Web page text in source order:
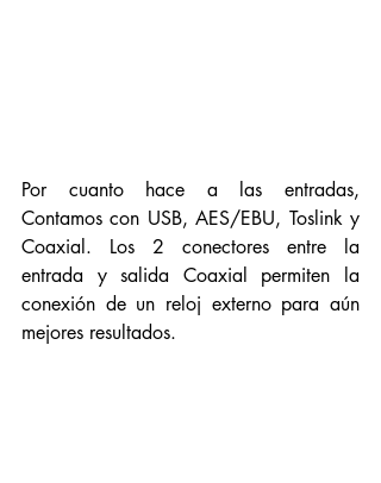
Por cuanto hace a las entradas,
Contamos con USB, AES/EBU, Toslink y
Coaxial. Los 2 conectores entre la
entrada y salida Coaxial permiten la
conexión de un reloj externo para aún
mejores resultados.